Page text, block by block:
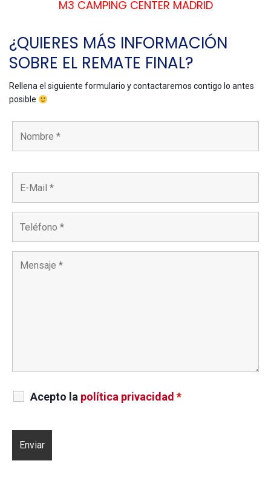
M3 CAMPING CENTER MADRID
¿QUIERES MÁS INFORMACIÓN
SOBRE EL REMATE FINAL?
Rellena el siguiente formulario y contactaremos contigo lo antes
posible
Acepto la política privacidad *